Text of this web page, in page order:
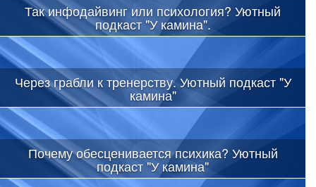
Так инфодайвинг или психология? Уютный
подкаст "У камина".
Через грабли к тренерству. Уютный подкаст "У
камина"
Почему обесценивается психика? Уютный
подкаст "У камина"